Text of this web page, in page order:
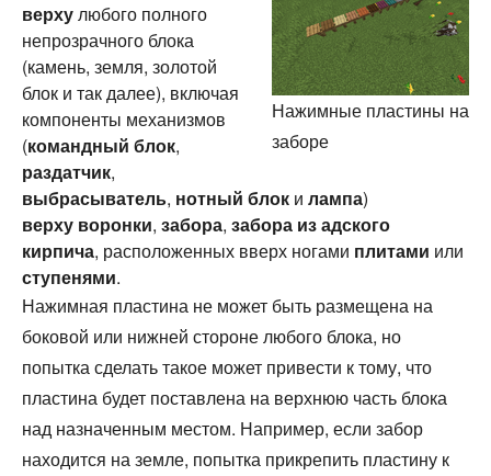
Нажимные пластины на
заборе
верхулюбого полного
непрозрачного блока
(камень, земля, золотой
блок и так далее), включая
компоненты механизмов
(командный блок,
раздатчик,
выбрасыватель, нотный блок и лампа)
верху воронки, забора, забора из адского
кирпича, расположенных вверх ногами плитами или
ступенями.
Нажимная пластина не может быть размещена на
боковой или нижней стороне любого блока, но
попытка сделать такое может привести к тому, что
пластина будет поставлена на верхнюю часть блока
над назначенным местом. Например, если забор
находится на земле, попытка прикрепить пластину к